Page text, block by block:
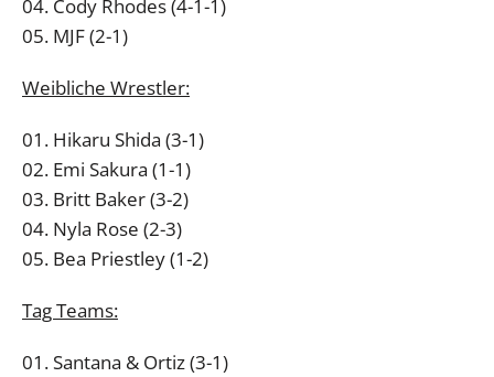
04. Cody Rhodes (4-1-1)
05. MJF (2-1)
Weibliche Wrestler:
01. Hikaru Shida (3-1)
02. Emi Sakura (1-1)
03. Britt Baker (3-2)
04. Nyla Rose (2-3)
05. Bea Priestley (1-2)
Tag Teams:
01. Santana & Ortiz (3-1)